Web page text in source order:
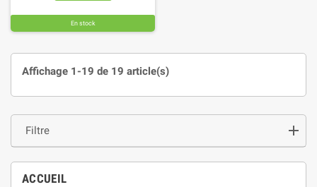
Filtre
ACCUEIL
En stock
Affichage 1-19 de 19 article(s)